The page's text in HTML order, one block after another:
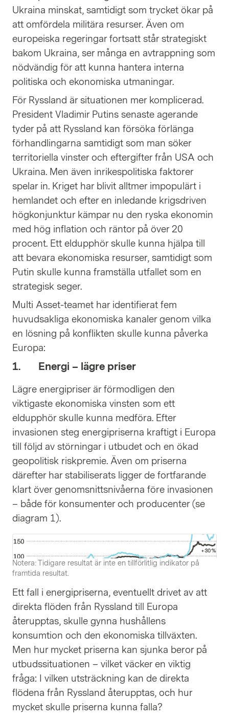
Ukraina minskat, samtidigt som trycket ökar på
att omfördela militära resurser. Även om
europeiska regeringar fortsatt står strategiskt
bakom Ukraina, ser många en avtrappning som
nödvändig för att kunna hantera interna
politiska och ekonomiska utmaningar.
För Ryssland är situationen mer komplicerad.
President Vladimir Putins senaste agerande
tyder på att Ryssland kan försöka förlänga
förhandlingarna samtidigt som man söker
territoriella vinster och eftergifter från USA och
Ukraina. Men även inrikespolitiska faktorer
spelar in. Kriget har blivit alltmer impopulärt i
hemlandet och efter en inledande krigsdriven
högkonjunktur kämpar nu den ryska ekonomin
med hög inflation och räntor på över 20
procent. Ett eldupphör skulle kunna hjälpa till
att bevara ekonomiska resurser, samtidigt som
Putin skulle kunna framställa utfallet som en
strategisk seger.
Multi Asset-teamet har identifierat fem
huvudsakliga ekonomiska kanaler genom vilka
en lösning på konflikten skulle kunna påverka
Europa:
1. Energi – lägre priser
Lägre energipriser är förmodligen den
viktigaste ekonomiska vinsten som ett
eldupphör skulle kunna medföra. Efter
invasionen steg energipriserna kraftigt i Europa
till följd av störningar i utbudet och en ökad
geopolitisk riskpremie. Även om priserna
därefter har stabiliserats ligger de fortfarande
klart över genomsnittsnivåerna före invasionen
– både för konsumenter och producenter (se
diagram 1).
Notera: Tidigare resultat är inte en tillförlitlig indikator på
framtida resultat.
Ett fall i energipriserna, eventuellt drivet av att
direkta flöden från Ryssland till Europa
återupptas, skulle gynna hushållens
konsumtion och den ekonomiska tillväxten.
Men hur mycket priserna kan sjunka beror på
utbudssituationen – vilket väcker en viktig
fråga: I vilken utsträckning kan de direkta
flödena från Ryssland återupptas, och hur
mycket skulle priserna kunna falla?